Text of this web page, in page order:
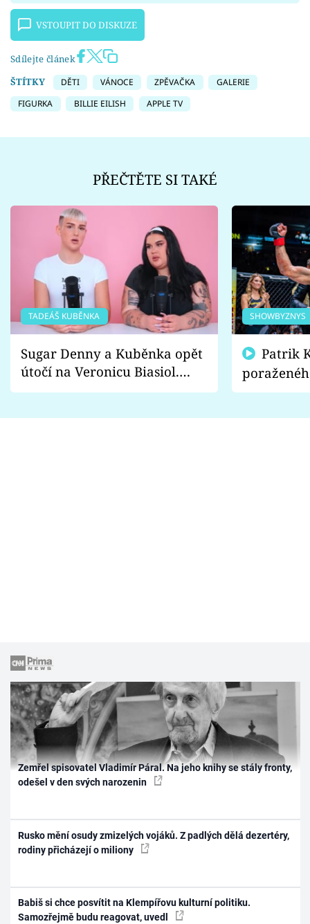
VSTOUPIT DO DISKUZE
Sdílejte článek
ŠTÍTKY
DĚTI VÁNOCE ZPĚVAČKA
GALERIE
FIGURKA
BILLIE EILISH APPLE TV
PŘEČTĚTE SI TAKÉ
TADEÁŠ KUBĚNKA
Sugar Denny a Kuběnka opět
útočí na Veronicu Biasiol.
Proč je podle nich falešná a
SHOWBYZNYS
fanoušci
Zemřel spisovatel Vladimír Páral. Na jeho knihy se stály fronty,
odešel v den svých narozenin
Rusko mění osudy zmizelých vojáků. Z padlých dělá dezertéry,
rodiny přicházejí o miliony
Babiš si chce posvítit na Klempířovu kulturní politiku.
Samozřejmě budu reagovat, uvedl